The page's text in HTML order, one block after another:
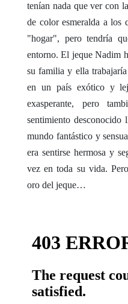
tenían nada que ver con
de color esmeralda a los
"hogar", pero tendría
entorno. El jeque Nadim
su familia y ella
en un país exótico y
exasperante, pero
sentimiento desconocido
mundo fantástico y
era sentirse hermosa y
vez en toda su vida.
oro del jeque…